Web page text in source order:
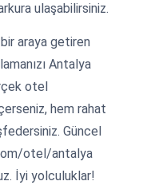
ulaşabilirsiniz.
araya getiren
Antalya
otel
hem rahat
Güncel
otel/antalya
İyi yolculuklar!